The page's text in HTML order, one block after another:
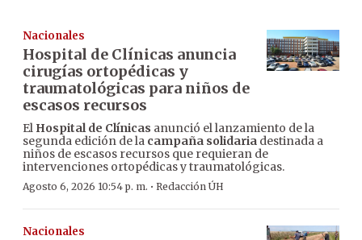
Nacionales
Hospital de Clínicas anuncia
cirugías ortopédicas y
traumatológicas para niños de
escasos recursos
El Hospital de Clínicas anunció el lanzamiento de la
segunda edición de la campaña solidaria destinada a
niños de escasos recursos que requieran de
intervenciones ortopédicas y traumatológicas.
Agosto 6, 2026 10:54 p. m. · Redacción ÚH
Nacionales